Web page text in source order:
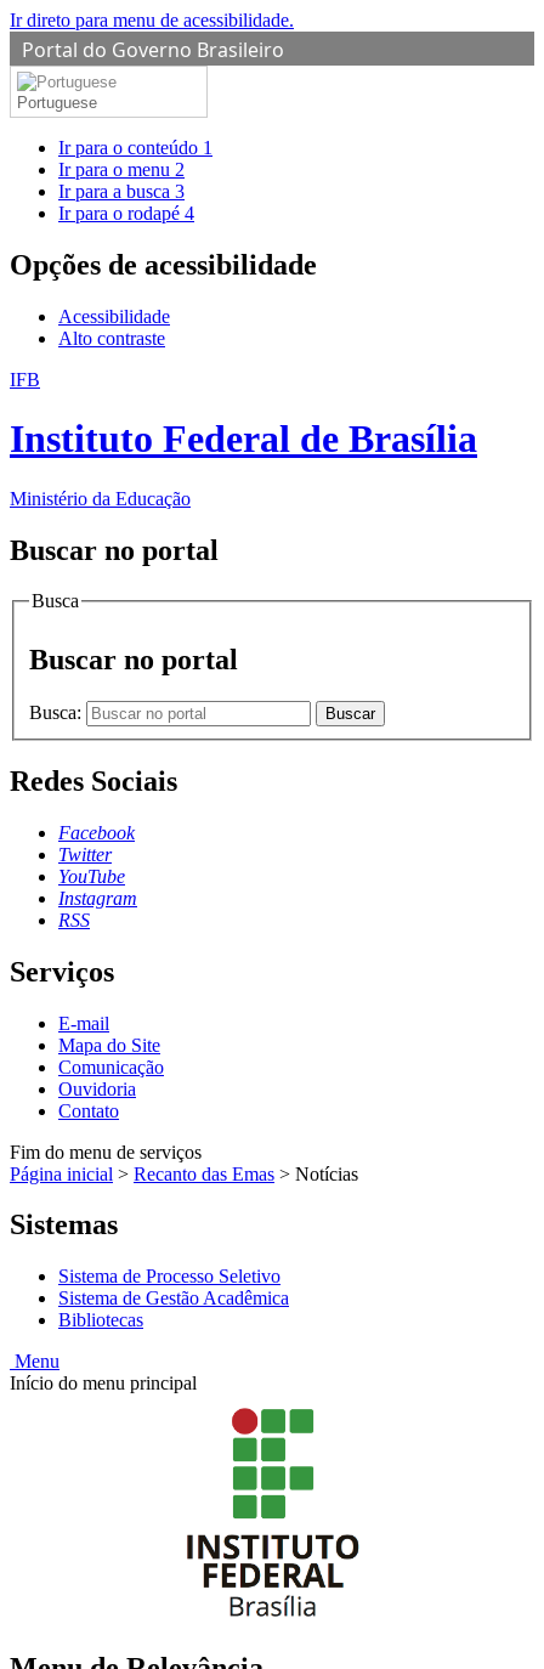
Ir direto para menu de acessibilidade.
Portal do Governo Brasileiro
Portuguese
Ir para o conteúdo 1
Ir para o menu 2
Ir para a busca 3
Ir para o rodapé 4
Opções de acessibilidade
Acessibilidade
Alto contraste
IFB
Instituto Federal de Brasília
Ministério da Educação
Buscar no portal
Busca
Buscar no portal
Busca: Buscar
Redes Sociais
Facebook
Twitter
YouTube
Instagram
RSS
Serviços
E-mail
Mapa do Site
Comunicação
Ouvidoria
Contato
Fim do menu de serviços
Página inicial > Recanto das Emas > Notícias
Sistemas
Sistema de Processo Seletivo
Sistema de Gestão Acadêmica
Bibliotecas
Menu
Início do menu principal